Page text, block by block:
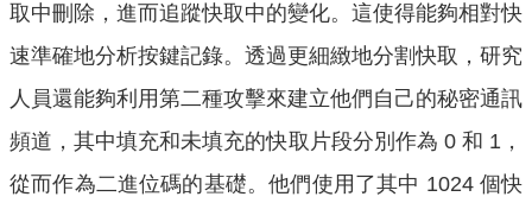
取中刪除，進而追蹤快取中的變化。這使得能夠相對快
速準確地分析按鍵記錄。透過更細緻地分割快取，研究
人員還能夠利用第二種攻擊來建立他們自己的秘密通訊
頻道，其中填充和未填充的快取片段分別作為 0 和 1，
從而作為二進位碼的基礎。他們使用了其中 1024 個快